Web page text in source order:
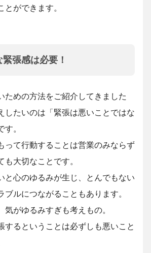
ができます。
張感は必要！
ための方法をご紹介してきました
したいのは「緊張は悪いことではな
。
って行動することは営業のみならず
も大切なことです。
と心のゆるみが生じ、とんでもない
ブルにつながることもあります。
気がゆるみすぎも考えもの。
するということは必ずしも悪いこと